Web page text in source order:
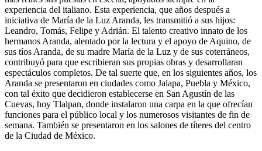
experiencia del italiano. Esta experiencia, que años después a
iniciativa de María de la Luz Aranda, les transmitió a sus hijos:
Leandro, Tomás, Felipe y Adrián. El talento creativo innato de los
hermanos Aranda, alentado por la lectura y el apoyo de Aquino, de
sus tíos Aranda, de su madre María de la Luz y de sus coterráneos,
contribuyó para que escribieran sus propias obras y desarrollaran
espectáculos completos. De tal suerte que, en los siguientes años, los
Aranda se presentaron en ciudades como Jalapa, Puebla y México,
con tal éxito que decidieron establecerse en San Agustín de las
Cuevas, hoy Tlalpan, donde instalaron una carpa en la que ofrecían
funciones para el público local y los numerosos visitantes de fin de
semana. También se presentaron en los salones de títeres del centro
de la Ciudad de México.